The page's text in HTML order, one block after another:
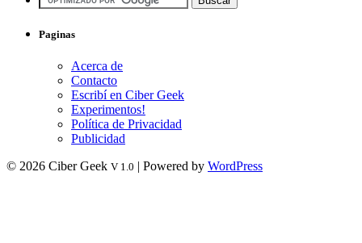
Paginas
Acerca de
Contacto
Escribí en Ciber Geek
Experimentos!
Política de Privacidad
Publicidad
© 2026 Ciber Geek V 1.0 | Powered by WordPress